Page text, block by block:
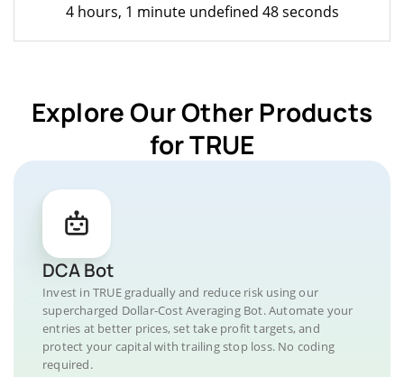
4 hours, 1 minute undefined 48 seconds
Explore Our Other Products
for TRUE
DCA Bot
Invest in TRUE gradually and reduce risk using our
supercharged Dollar-Cost Averaging Bot. Automate your
entries at better prices, set take profit targets, and
protect your capital with trailing stop loss. No coding
required.